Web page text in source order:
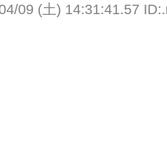
09 (土) 14:31:41.57